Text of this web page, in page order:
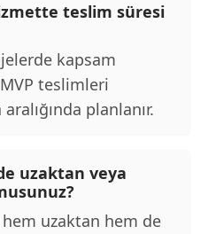
teslim süresi
kapsam
teslimleri
planlanır.
uzaktan veya
uzaktan hem de